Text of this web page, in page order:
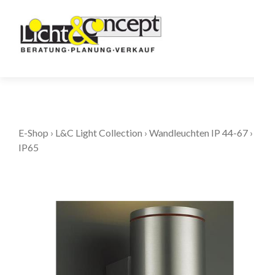
E-Shop › L&C Light Collection › Wandleuchten IP 44-67 ›
IP65